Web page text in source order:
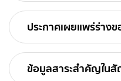
ประกาศเผยแพร่ร่าง
ข้อมูลสาระสำคัญใน